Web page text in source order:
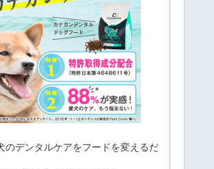
デンタルケアをフードを変えるだ